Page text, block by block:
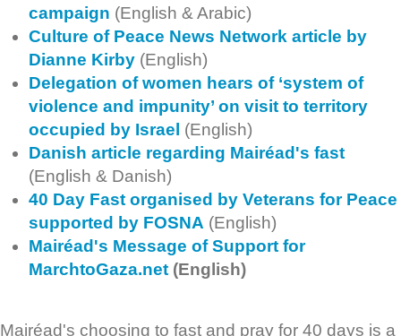
campaign (English & Arabic)
Culture of Peace News Network article by
Dianne Kirby (English)
Delegation of women hears of ‘system of
violence and impunity’ on visit to territory
occupied by Israel (English)
Danish article regarding Mairéad's fast
(English & Danish)
40 Day Fast organised by Veterans for Peace
supported by FOSNA (English)
Mairéad's Message of Support for
MarchtoGaza.net (English)
Mairéad's choosing to fast and pray for 40 days is a